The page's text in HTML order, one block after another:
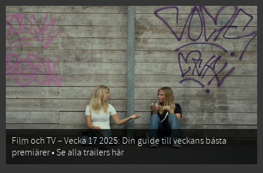
Film och TV – Vecka 17 2025: Din guide till veckans bästa
premiärer • Se alla trailers här